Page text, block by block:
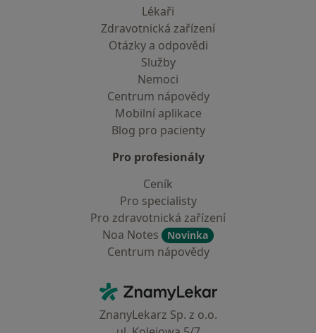
Lékaři
Zdravotnická zařízení
Otázky a odpovědi
Služby
Nemoci
Centrum nápovědy
Mobilní aplikace
Blog pro pacienty
Pro profesionály
Ceník
Pro specialisty
Pro zdravotnická zařízení
Noa Notes
Novinka
Centrum nápovědy
ZnamyLekar - Hlavní stránka
ZnanyLekarz Sp. z o.o.